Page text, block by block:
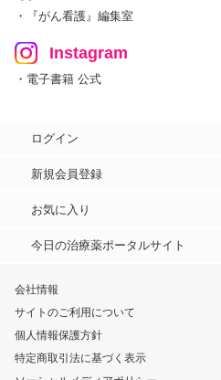
・『がん看護』編集室
Instagram
・電子書籍 公式
ログイン
新規会員登録
お気に入り
今日の治療薬ポータルサイト
会社情報
サイトのご利用について
個人情報保護方針
特定商取引法に基づく表示